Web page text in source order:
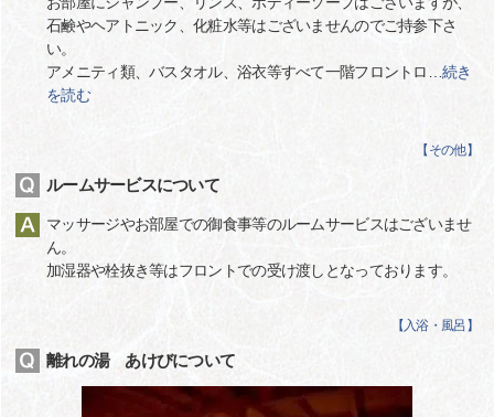
石鹸やヘアトニック、化粧水等はございませんのでご持参下さ
い。
アメニティ類、バスタオル、浴衣等すべて一階フロントロ…続き
を読む
【 その他】
ルームサービスについて
マッサージやお部屋での御食事等のルームサービスはございませ
ん。
加湿器や栓抜き等はフロントでの受け渡しとなっております。
【 入浴・風呂 】
離れの湯 あけびについて